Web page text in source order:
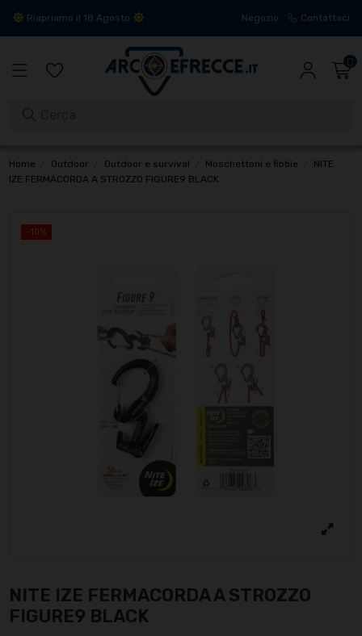
Riapriamo il 18 Agosto Negozio Contattaci
0
Home Outdoor Outdoor e survival Moschettoni e fibbie
NITE
IZE FERMACORDA A STROZZO FIGURE9 BLACK
-10%
NITE IZE FERMACORDA A STROZZO
FIGURE9 BLACK